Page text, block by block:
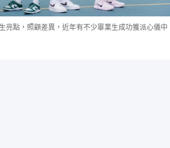
亮點，照顧差異，近年有不少畢業生成功獲派心儀中